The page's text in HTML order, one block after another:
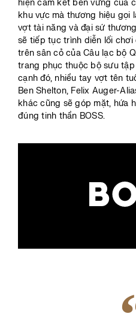
hiện cam kết bền vững của
khu vực mà thương hiệu gọi
vợt tài năng và đại sứ
sẽ tiếp tục trình diễn lối chơi
trên sân cỏ của Câu lạc bộ
trang phục thuộc bộ sưu tập
cạnh đó, nhiều tay vợt tên
Ben Shelton, Felix Auger-
khác cũng sẽ góp mặt, hứa
đúng tinh thần BOSS.